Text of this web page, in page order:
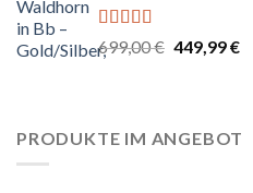
Bewertet
mit
4.67
699,00€ 449,99€
PRODUKTE IM ANGEBOT